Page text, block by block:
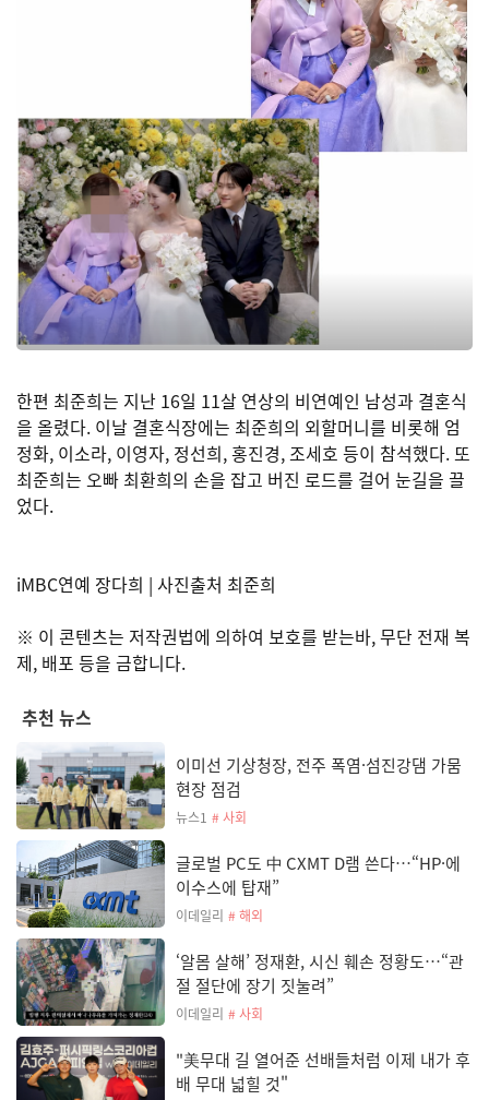
한편 최준희는 지난 16일 11살 연상의 비연예인 남성과 결혼식
을 올렸다. 이날 결혼식장에는 최준희의 외할머니를 비롯해 엄
정화, 이소라, 이영자, 정선희, 홍진경, 조세호 등이 참석했다. 또
최준희는 오빠 최환희의 손을 잡고 버진 로드를 걸어 눈길을 끌
었다.
iMBC연예 장다희 | 사진출처 최준희
※ 이 콘텐츠는 저작권법에 의하여 보호를 받는바, 무단 전재 복
제, 배포 등을 금합니다.
추천 뉴스
이미선 기상청장, 전주 폭염·섬진강댐 가뭄
현장 점검
뉴스1 # 사회
글로벌 PC도 中 CXMT D램 쓴다…“HP·에
이수스에 탑재”
이데일리 # 해외
‘알몸 살해’ 정재환, 시신 훼손 정황도…“관
절 절단에 장기 짓눌려”
이데일리 # 사회
"美무대 길 열어준 선배들처럼 이제 내가 후
배 무대 넓힐 것"